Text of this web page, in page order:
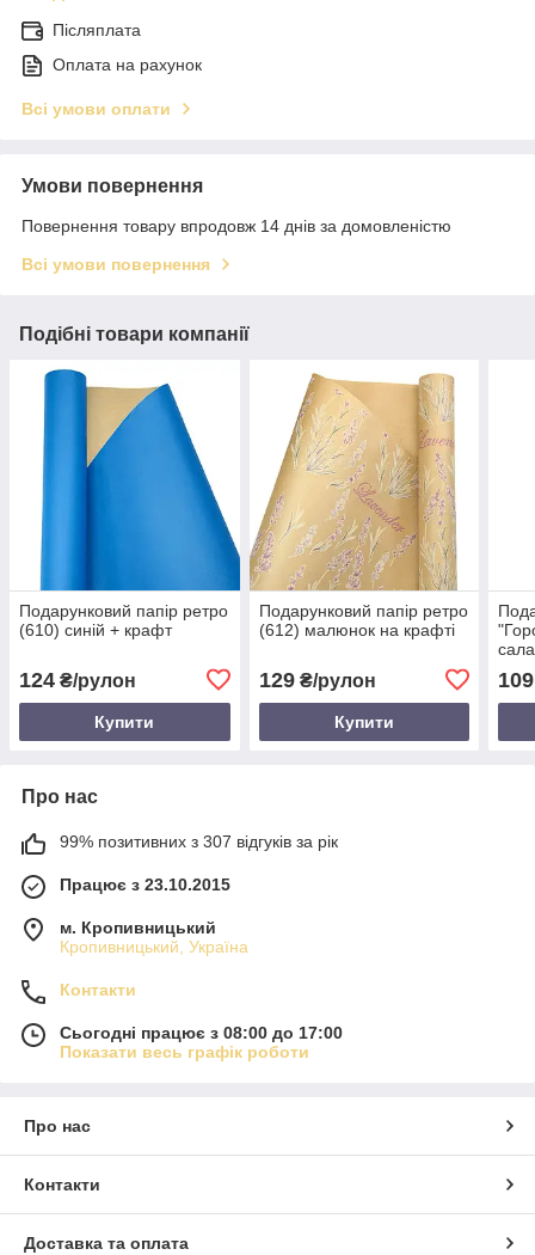
Післяплата
Оплата на рахунок
Всі умови оплати
Умови повернення
Повернення товару впродовж 14 днів за домовленістю
Всі умови повернення
Подібні товари компанії
Подарунковий папір ретро
(610) синій + крафт
124 ₴/рулон
Купити
Подарунковий папір ретро
(612) малюнок на крафті
129₴/рулон
Купити
109
Про нас
99% позитивних з 307 відгуків за рік
Працює з 23.10.2015
м. Кропивницький
Кропивницький, Україна
Контакти
Сьогодні працює з 08:00 до 17:00
Показати весь графік роботи
Про нас
Контакти
Доставка та оплата